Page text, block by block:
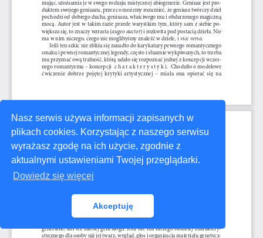
Nasz serwis używa informacji zapisanych w
plikach cookies. Korzystając z naszego serwisu
wyrażasz zgodę na ich użycie, zgodnie z
aktualnymi ustawieniami Twojej przeglądarki.
Dowiedz się więcej
Akceptuję